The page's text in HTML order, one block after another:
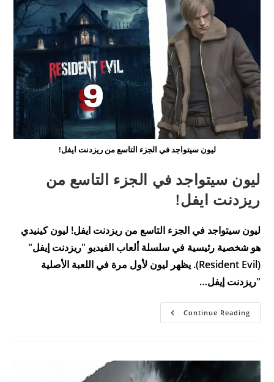
ليون سيتواجد في الجزء التاسع من ريزدنت ايفل!
ليون سيتواجد في الجزء التاسع من
ريزدنت ايفل!
ليون سيتواجد في الجزء التاسع من ريزدنت ايفل! ليون كينيدي
هو شخصية رئيسية في سلسلة ألعاب الفيديو "ريزدنت إيفل"
(Resident Evil). يظهر ليون لأول مرة في اللعبة الأصلية
"ريزدنت إيفل…
Continue Readingليون
سيتواجد
ريزدنت
ايفل!